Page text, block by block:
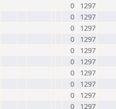
0
1297
0
1297
0
1297
0
1297
0
1297
0
1297
0
1297
0
1297
0
1297
0
1297